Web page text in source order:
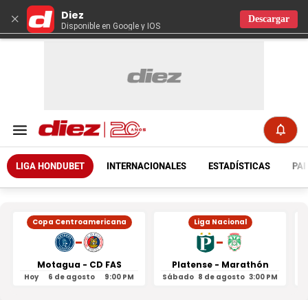
× Diez
Disponible en Google y IOS
Descargar
LIGA HONDUBET INTERNACIONALES ESTADÍSTICAS
Copa Centroamericana
-
Motagua - CD FAS
Hoy 6 de agosto 9:00 PM
Liga Nacional
-
Platense - Marathón
Sábado 8 de agosto 3:00 PM